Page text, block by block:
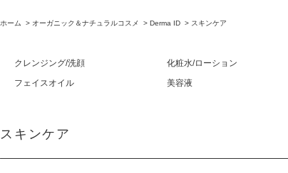
ホーム > オーガニック＆ナチュラルコスメ > Derma ID > スキンケア
クレンジング/洗顔 化粧水/ローション
フェイスオイル
美容液
スキンケア